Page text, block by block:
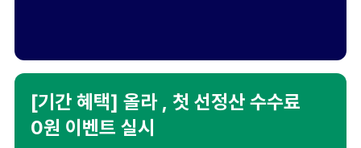
[기간 혜택] 올라 , 첫 선정산 수수료
0원 이벤트 실시